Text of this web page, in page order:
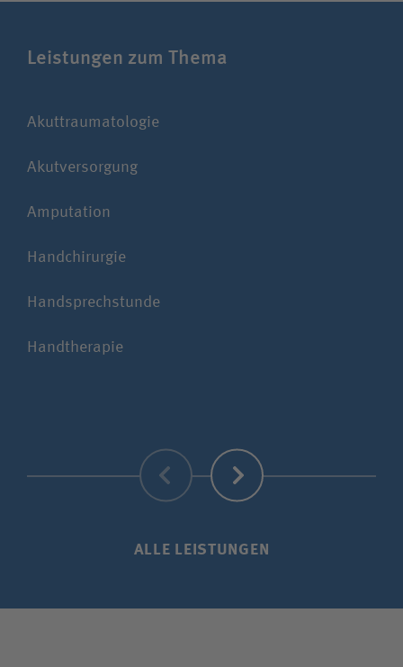
Leistungen zum Thema
Akut­traumatologie
Akut­versorgung
Amputation
Handchirurgie
Handsprechstunde
Handtherapie
Zurück Weiter
ALLE LEISTUNGEN